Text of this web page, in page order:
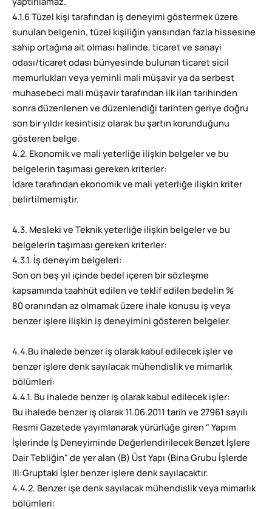
yaptırılamaz.
4.1.6 Tüzel kişi tarafından iş deneyimi göstermek üzere
sunulan belgenin, tüzel kişiliğin yarısından fazla hissesine
sahip ortağına ait olması halinde, ticaret ve sanayi
odası/ticaret odası bünyesinde bulunan ticaret sicil
memurlukları veya yeminli mali müşavir ya da serbest
muhasebeci mali müşavir tarafından ilk ilan tarihinden
sonra düzenlenen ve düzenlendiği tarihten geriye doğru
son bir yıldır kesintisiz olarak bu şartın korunduğunu
gösteren belge.
4.2. Ekonomik ve mali yeterliğe ilişkin belgeler ve bu
belgelerin taşıması gereken kriterler:
İdare tarafından ekonomik ve mali yeterliğe ilişkin kriter
belirtilmemiştir.
4.3. Mesleki ve Teknik yeterliğe ilişkin belgeler ve bu
belgelerin taşıması gereken kriterler:
4.3.1. İş deneyim belgeleri:
Son on beş yıl içinde bedel içeren bir sözleşme
kapsamında taahhüt edilen ve teklif edilen bedelin %
80 oranından az olmamak üzere ihale konusu iş veya
benzer işlere ilişkin iş deneyimini gösteren belgeler.
4.4.Bu ihalede benzer iş olarak kabul edilecek işler ve
benzer işlere denk sayılacak mühendislik ve mimarlık
bölümleri:
4.4.1. Bu ihalede benzer iş olarak kabul edilecek işler:
Bu ihalede benzer iş olarak 11.06.2011 tarih ve 27961 sayılı
Resmi Gazetede yayımlanarak yürürlüğe giren " Yapım
İşlerinde İş Deneyiminde Değerlendirilecek Benzet İşlere
Dair Tebliğin" de yer alan (B) Üst Yapı (Bina Grubu İşlerde
III:Gruptaki İşler benzer işlere denk sayılacaktır.
4.4.2. Benzer işe denk sayılacak mühendislik veya mimarlık
bölümleri: